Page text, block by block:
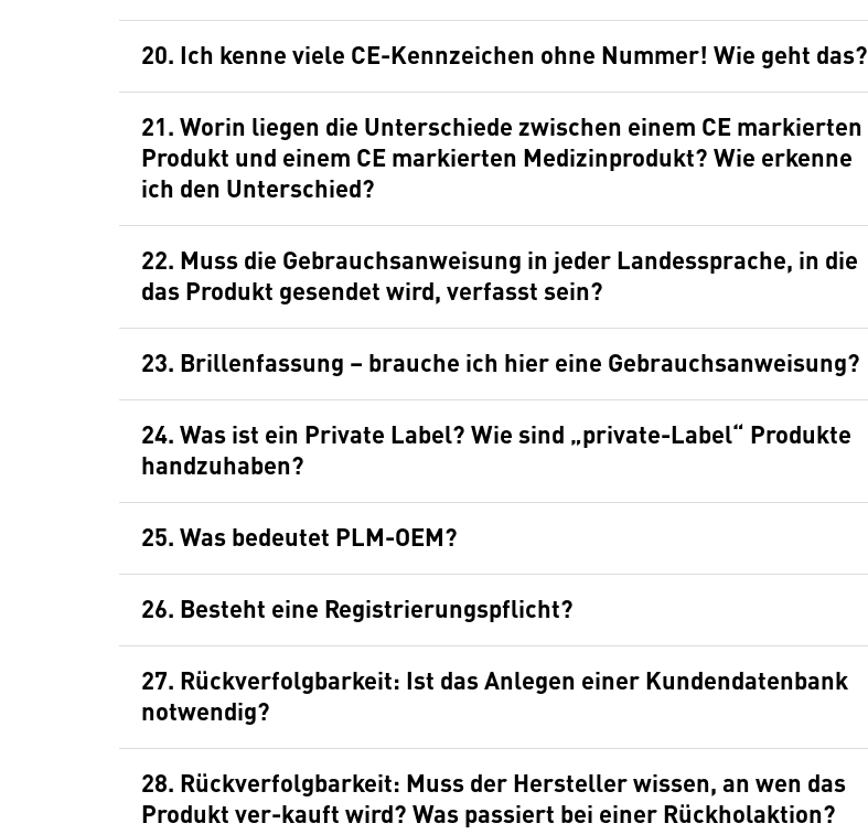
20. Ich kenne viele CE-Kennzeichen ohne Nummer! Wie geht das?
21. Worin liegen die Unterschiede zwischen einem CE markierten
Produkt und einem CE markierten Medizinprodukt? Wie erkenne
ich den Unterschied?
22. Muss die Gebrauchsanweisung in jeder Landessprache, in die
das Produkt gesendet wird, verfasst sein?
23. Brillenfassung – brauche ich hier eine Gebrauchsanweisung?
24. Was ist ein Private Label? Wie sind „private-Label“ Produkte
handzuhaben?
25. Was bedeutet PLM-OEM?
26. Besteht eine Registrierungspflicht?
27. Rückverfolgbarkeit: Ist das Anlegen einer Kundendatenbank
notwendig?
28. Rückverfolgbarkeit: Muss der Hersteller wissen, an wen das
Produkt ver-kauft wird? Was passiert bei einer Rückholaktion?